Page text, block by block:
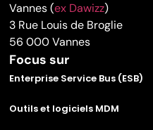
Vannes (ex Dawizz)
3 Rue Louis de Broglie
56 000 Vannes
Focus sur
Enterprise Service Bus (ESB)
Outils et logiciels MDM